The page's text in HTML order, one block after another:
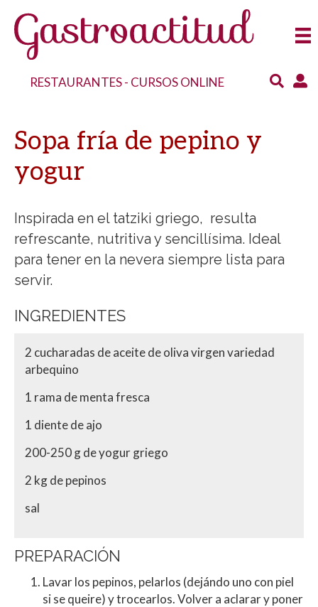
RESTAURANTES- CURSOS ONLINE
Sopa fría de pepino y
yogur
Inspirada en el tatziki griego, resulta
refrescante, nutritiva y sencillísima. Ideal
para tener en la nevera siempre lista para
servir.
INGREDIENTES
2 cucharadas de aceite de oliva virgen variedad
arbequino
1 rama de menta fresca
1 diente de ajo
200-250 g de yogur griego
2 kg de pepinos
sal
PREPARACIÓN
Lavar los pepinos, pelarlos (dejándo uno con piel
si se queire) y trocearlos. Volver a aclarar y poner